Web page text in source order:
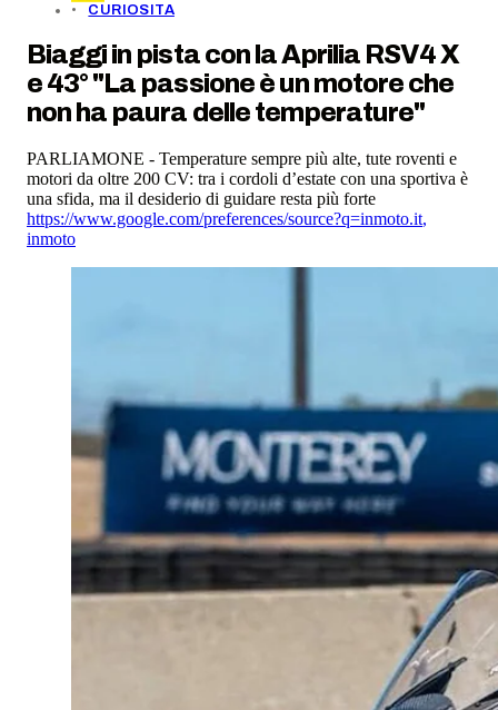
CURIOSITA
Biaggi in pista con la Aprilia RSV4 X
e 43° "La passione è un motore che
non ha paura delle temperature"
PARLIAMONE - Temperature sempre più alte, tute roventi e
motori da oltre 200 CV: tra i cordoli d’estate con una sportiva è
una sfida, ma il desiderio di guidare resta più forte
https://www.google.com/preferences/source?q=inmoto.it,
inmoto